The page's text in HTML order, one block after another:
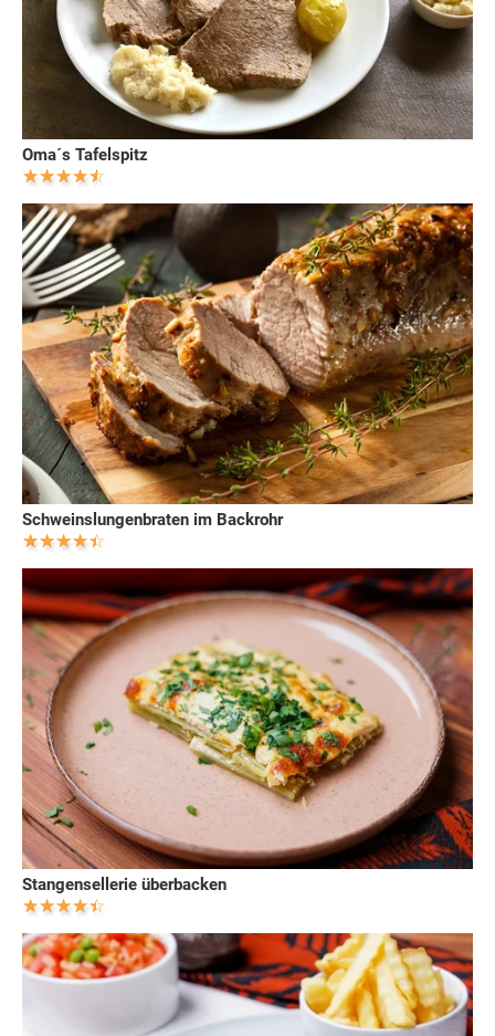
Oma´s Tafelspitz
Schweinslungenbraten im Backrohr
Stangensellerie überbacken